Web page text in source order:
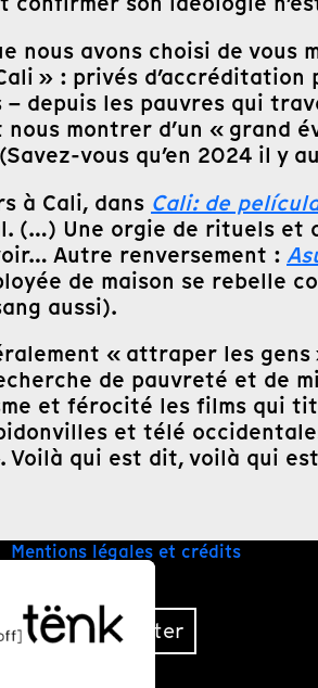
nous avons choisi de
» : privés d’accréditation
– depuis les pauvres qui
montrer d’un «
vous qu’en 2024 il y
à Cali, dans Cali: de
Une orgie de rituels et
Autre renversement :
de maison se rebelle
aussi).
« attraper les gens
de pauvreté et de
et férocité les films qui
et télé
qui est dit, voilà qui
Mentions légales et crédits
Nous contacter